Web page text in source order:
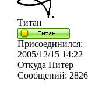
Титан
Присоединился:
2005/12/15 14:22
Откуда Питер
Сообщений: 2826